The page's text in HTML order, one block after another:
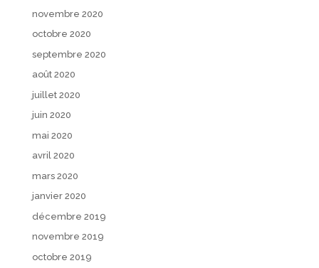
novembre 2020
octobre 2020
septembre 2020
août 2020
juillet 2020
juin 2020
mai 2020
avril 2020
mars 2020
janvier 2020
décembre 2019
novembre 2019
octobre 2019